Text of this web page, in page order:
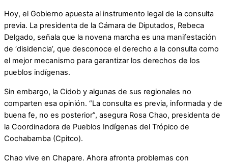
Hoy, el Gobierno apuesta al instrumento legal de la consulta
previa. La presidenta de la Cámara de Diputados, Rebeca
Delgado, señala que la novena marcha es una manifestación
de ‘disidencia’, que desconoce el derecho a la consulta como
el mejor mecanismo para garantizar los derechos de los
pueblos indígenas.
Sin embargo, la Cidob y algunas de sus regionales no
comparten esa opinión. “La consulta es previa, informada y de
buena fe, no es posterior”, asegura Rosa Chao, presidenta de
la Coordinadora de Pueblos Indígenas del Trópico de
Cochabamba (Cpitco).
Chao vive en Chapare. Ahora afronta problemas con